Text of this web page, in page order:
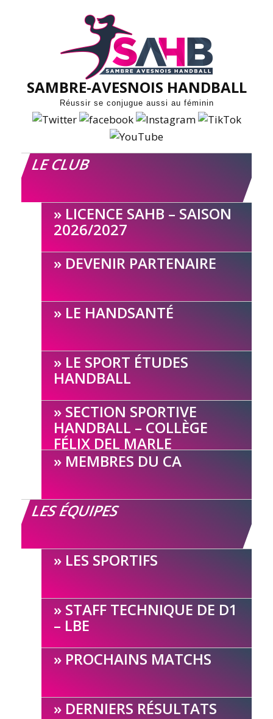
SAMBRE-AVESNOIS HANDBALL
Réussir se conjugue aussi au féminin
LE CLUB
LICENCE SAHB – SAISON
2026/2027
DEVENIR PARTENAIRE
LE HANDSANTÉ
LE SPORT ÉTUDES
HANDBALL
SECTION SPORTIVE
HANDBALL – COLLÈGE
FÉLIX DEL MARLE
MEMBRES DU CA
LES ÉQUIPES
LES SPORTIFS
STAFF TECHNIQUE DE D1
– LBE
PROCHAINS MATCHS
DERNIERS RÉSULTATS